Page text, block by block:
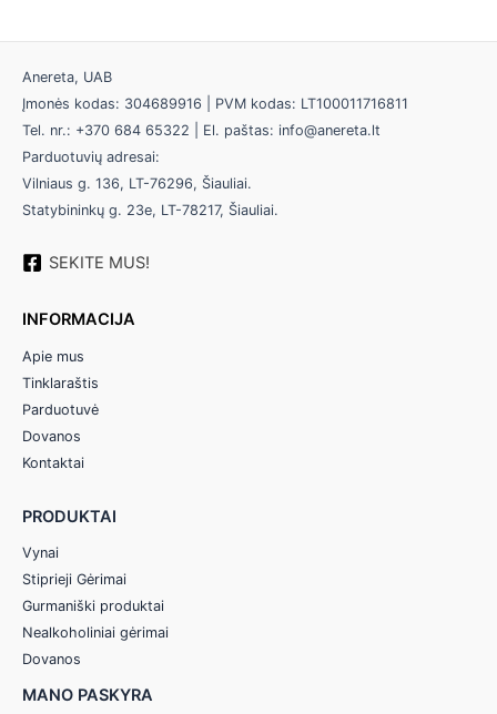
Anereta, UAB
Įmonės kodas: 304689916 | PVM kodas: LT100011716811
Tel. nr.: +370 684 65322 | El. paštas: info@anereta.lt
Parduotuvių adresai:
Vilniaus g. 136, LT-76296, Šiauliai.
Statybininkų g. 23e, LT-78217, Šiauliai.
SEKITE MUS!
INFORMACIJA
Apie mus
Tinklaraštis
Parduotuvė
Dovanos
Kontaktai
PRODUKTAI
Vynai
Stiprieji Gėrimai
Gurmaniški produktai
Nealkoholiniai gėrimai
Dovanos
MANO PASKYRA